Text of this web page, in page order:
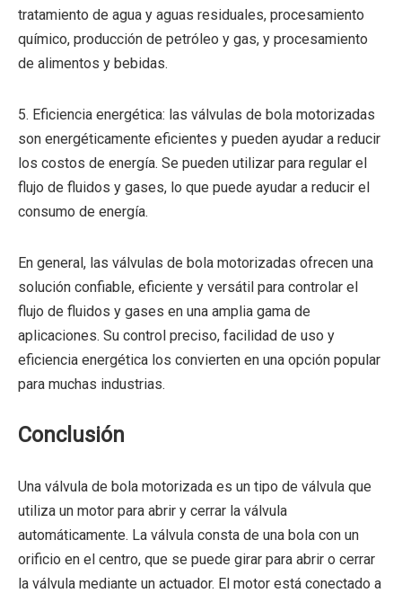
tratamiento de agua y aguas residuales, procesamiento
químico, producción de petróleo y gas, y procesamiento
de alimentos y bebidas.
5. Eficiencia energética: las válvulas de bola motorizadas
son energéticamente eficientes y pueden ayudar a reducir
los costos de energía. Se pueden utilizar para regular el
flujo de fluidos y gases, lo que puede ayudar a reducir el
consumo de energía.
En general, las válvulas de bola motorizadas ofrecen una
solución confiable, eficiente y versátil para controlar el
flujo de fluidos y gases en una amplia gama de
aplicaciones. Su control preciso, facilidad de uso y
eficiencia energética los convierten en una opción popular
para muchas industrias.
Conclusión
Una válvula de bola motorizada es un tipo de válvula que
utiliza un motor para abrir y cerrar la válvula
automáticamente. La válvula consta de una bola con un
orificio en el centro, que se puede girar para abrir o cerrar
la válvula mediante un actuador. El motor está conectado a